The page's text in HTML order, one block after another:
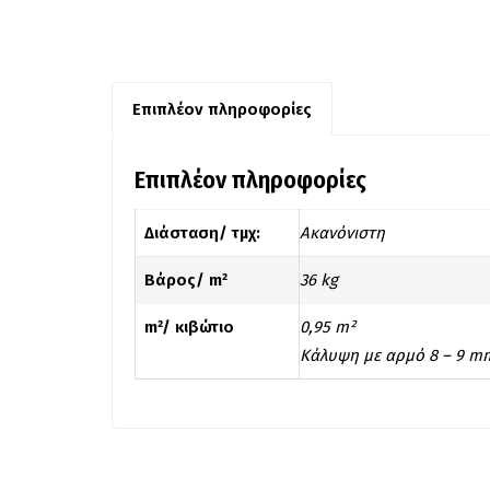
Επιπλέον πληροφορίες
Επιπλέον πληροφορίες
Διάσταση/ τμχ: Ακανόνιστη
Βάρος/ m² 36 kg
m²/ κιβώτιο
0,95 m²
Kάλυψη με αρμό 8 – 9